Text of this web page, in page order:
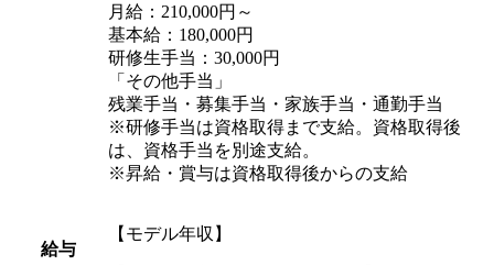
給与
月給：210,000円～
基本給：180,000円
研修生手当：30,000円
「その他手当」
残業手当・募集手当・家族手当・通勤手当
※研修手当は資格取得まで支給。資格取得後
は、資格手当を別途支給。
※昇給・賞与は資格取得後からの支給
【モデル年収】